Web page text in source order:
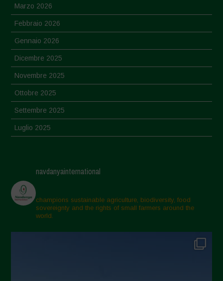
Marzo 2026
Febbraio 2026
Gennaio 2026
Dicembre 2025
Novembre 2025
Ottobre 2025
Settembre 2025
Luglio 2025
Aprile 2025
Marzo 2025
Febbraio 2025
Gennaio 2025
navdanyainternational
champions sustainable agriculture, biodiversity, food
sovereignty and the rights of small farmers around the
world.